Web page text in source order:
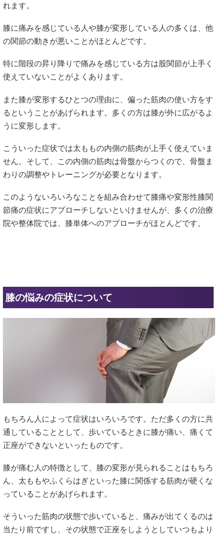
れます。
膝に痛みを感じている人や膝が変形している人の多くは、他
の関節の動きが悪いことがほとんどです。
特に階段の昇り降りで痛みを感じている方は股関節が上手く
使えていないことがよくあります。
また膝が変形するひとつの理由に、偏った筋肉の使い方をす
るということがあげられます。多くの方は膝が外に広がるよ
うに変形します。
こういった症状では太ももの内側の筋肉が上手く使えていま
せん。そして、この内側の筋肉は骨盤からつくので、骨盤ま
わりの調整やトレーニングが必要となります。
このようないろいろなことを組み合わせて膝痛や変形性膝関
節痛の症状にアプローチしないといけませんが、多くの治療
院や整体院では、膝単体へのアプローチがほとんどです。
膝の悩みの症状について
もちろん人によって症状はいろいろです。ただ多くの方に共
通していることとして、歩いているときに膝が痛い、痛くて
正座ができないといったものです。
膝が痛む人の特徴として、膝の変形が見られることはもちろ
ん、太ももやふくらはぎといった膝に関係する筋肉が硬くな
っていることがあげられます。
そういった筋肉の状態で歩いていると、痛みが出てくるのは
当たり前ですし、その状態で正座をしようとしていつもより